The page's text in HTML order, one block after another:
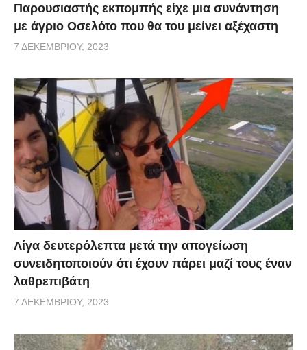
Παρουσιαστής εκπομπής είχε μια συνάντηση
με άγριο Οσελότο που θα του μείνει αξέχαστη
7 ΔΕΚΕΜΒΡΊΟΥ, 2023
Λίγα δευτερόλεπτα μετά την απογείωση
συνειδητοποιούν ότι έχουν πάρει μαζί τους έναν
λαθρεπιβάτη
7 ΔΕΚΕΜΒΡΊΟΥ, 2023